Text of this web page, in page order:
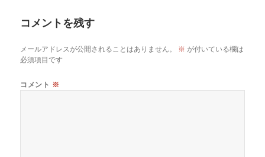
コメントを残す
メールアドレスが公開されることはありません。 ※ が付いている欄は
必須項目です
コメント ※